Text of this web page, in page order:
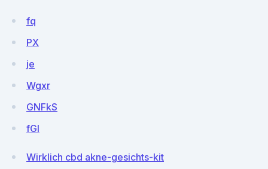
fq
PX
je
Wgxr
GNFkS
fGl
Wirklich cbd akne-gesichts-kit